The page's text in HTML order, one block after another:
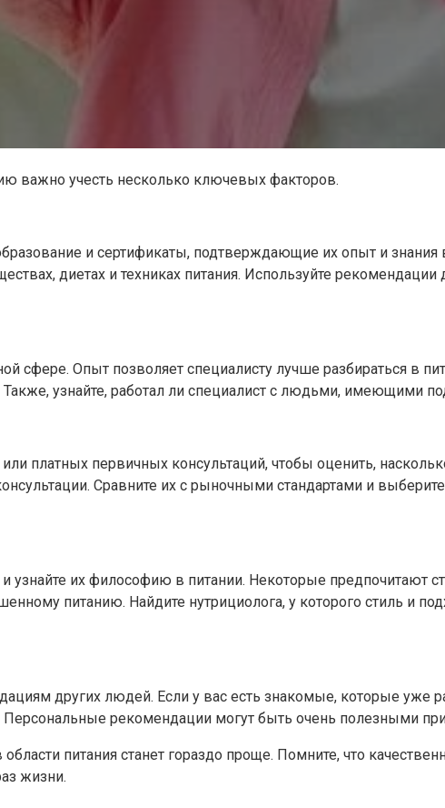
важно учесть несколько ключевых факторов.
и сертификаты, подтверждающие их опыт и
диетах и техниках питания. Используйте
сфере. Опыт позволяет специалисту лучше разбираться в
узнайте, работал ли специалист с людьми, имеющими
платных первичных консультаций, чтобы оценить,
Сравните их с рыночными стандартами и
узнайте их философию в питании. Некоторые предпочитают
питанию. Найдите нутрициолога, у которого стиль и
других людей. Если у вас есть знакомые, которые уже
Персональные рекомендации могут быть очень полезными
питания станет гораздо проще. Помните, что
жизни.